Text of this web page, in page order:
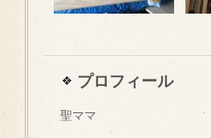
プロフィール
聖ママ